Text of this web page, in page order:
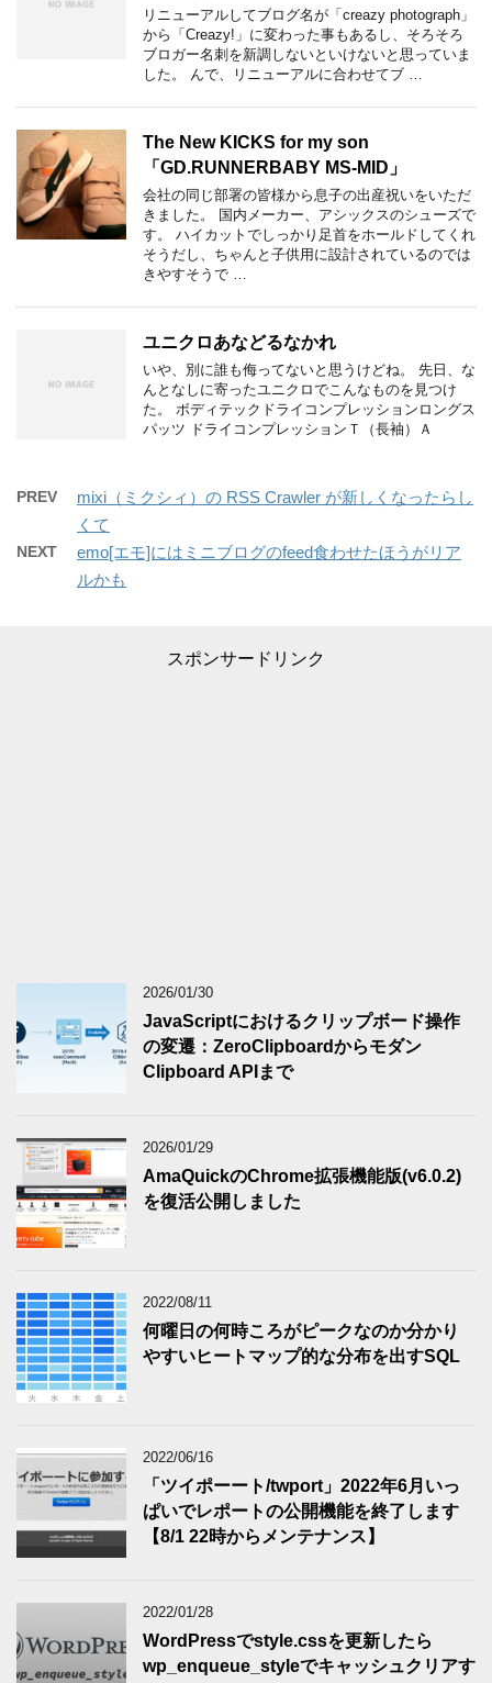
リニューアルしてブログ名が「creazy photograph」
から「Creazy!」に変わった事もあるし、そろそろ
ブロガー名刺を新調しないといけないと思っていま
した。 んで、リニューアルに合わせてブ …
The New KICKS for my son
「GD.RUNNERBABY MS-MID」
会社の同じ部署の皆様から息子の出産祝いをいただ
きました。 国内メーカー、アシックスのシューズで
す。 ハイカットでしっかり足首をホールドしてくれ
そうだし、ちゃんと子供用に設計されているのでは
きやすそうで …
ユニクロあなどるなかれ
いや、別に誰も侮ってないと思うけどね。 先日、な
んとなしに寄ったユニクロでこんなものを見つけ
た。 ボディテックドライコンプレッションロングス
パッツ ドライコンプレッションＴ（長袖）Ａ
PREV
mixi（ミクシィ）の RSS Crawler が新しくなったらし
くて
NEXT
emo[エモ]にはミニブログのfeed食わせたほうがリア
ルかも
スポンサードリンク
2026/01/30
JavaScriptにおけるクリップボード操作
の変遷：ZeroClipboardからモダン
Clipboard APIまで
2026/01/29
AmaQuickのChrome拡張機能版(v6.0.2)
を復活公開しました
2022/08/11
何曜日の何時ころがピークなのか分かり
やすいヒートマップ的な分布を出すSQL
2022/06/16
「ツイポーート/twport」2022年6月いっ
ぱいでレポートの公開機能を終了します
【8/1 22時からメンテナンス】
2022/01/28
WordPressでstyle.cssを更新したら
wp_enqueue_styleでキャッシュクリアす